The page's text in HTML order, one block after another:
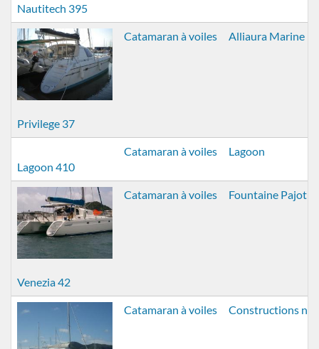
Nautitech 395
Privilege 37
Catamaran à voiles Alliaura Marine
Lagoon 410
Catamaran à voiles Lagoon
Venezia 42
Catamaran à voiles Fountaine Pajot
Catamaran à voiles Constructions